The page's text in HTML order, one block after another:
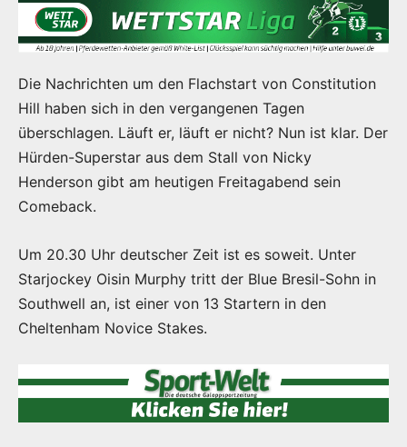
Die Nachrichten um den Flachstart von Constitution
Hill haben sich in den vergangenen Tagen
überschlagen. Läuft er, läuft er nicht? Nun ist klar. Der
Hürden-Superstar aus dem Stall von Nicky
Henderson gibt am heutigen Freitagabend sein
Comeback.
Um 20.30 Uhr deutscher Zeit ist es soweit. Unter
Starjockey Oisin Murphy tritt der Blue Bresil-Sohn in
Southwell an, ist einer von 13 Startern in den
Cheltenham Novice Stakes.